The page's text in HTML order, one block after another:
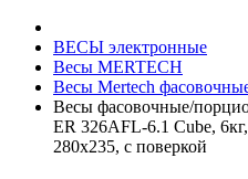
ВЕСЫ электронные
Весы MERTECH
Весы Mertech
Весы фасовочные/
ER 326AFL-6.1 Cube,
280х235, с поверкой